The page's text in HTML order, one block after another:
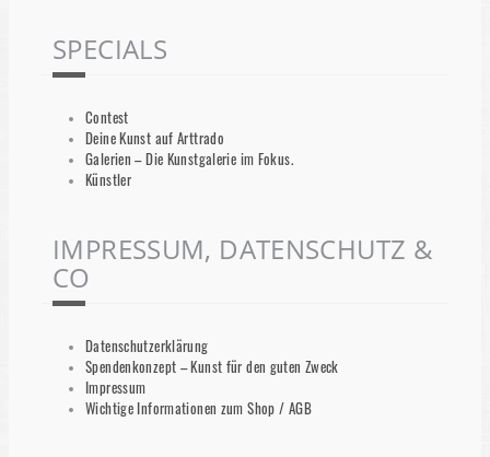
SPECIALS
Contest
Deine Kunst auf Arttrado
Galerien – Die Kunstgalerie im Fokus.
Künstler
IMPRESSUM, DATENSCHUTZ &
CO
Datenschutzerklärung
Spendenkonzept – Kunst für den guten Zweck
Impressum
Wichtige Informationen zum Shop / AGB